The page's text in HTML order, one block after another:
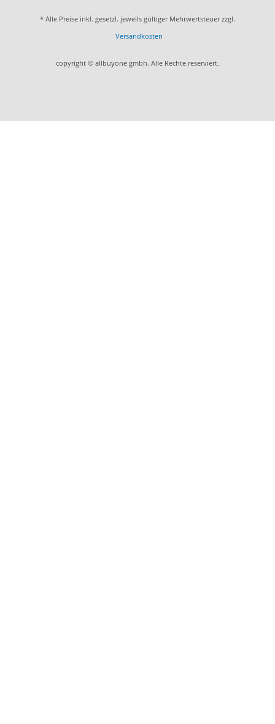
* Alle Preise inkl. gesetzl. jeweils gültiger Mehrwertsteuer zzgl.
Versandkosten
copyright © allbuyone gmbh. Alle Rechte reserviert.